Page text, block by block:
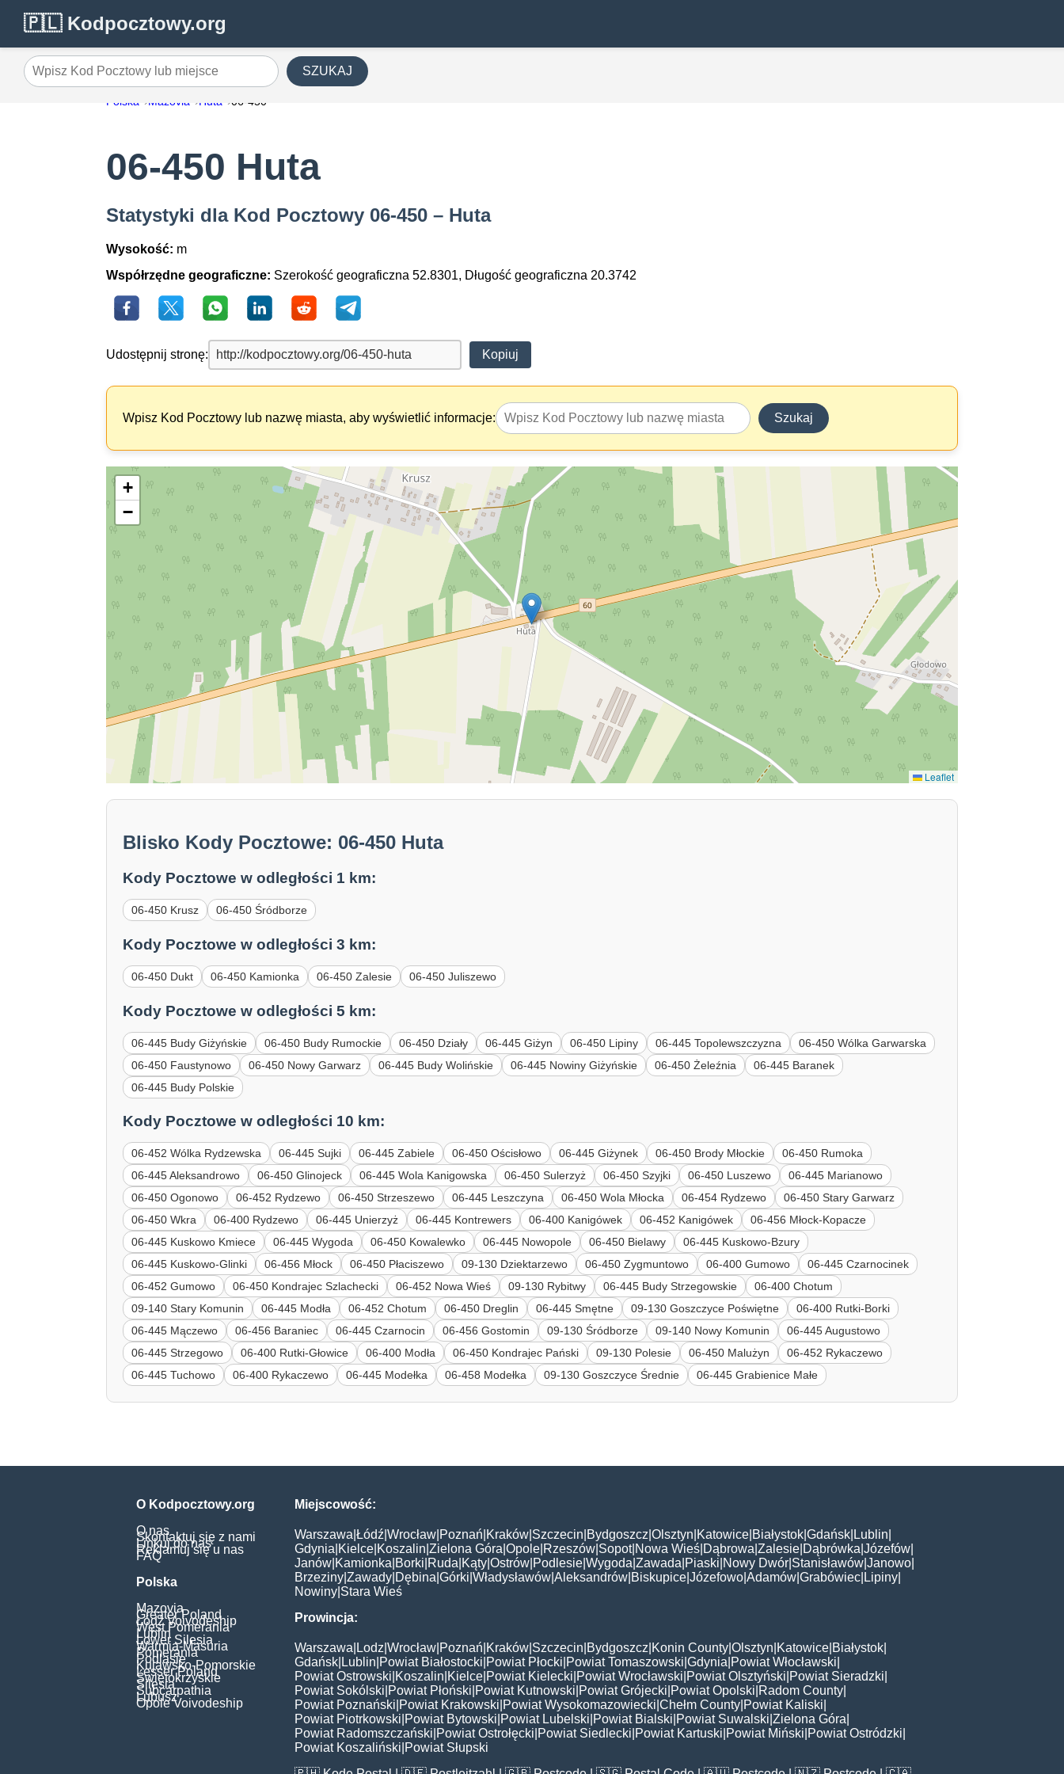
🇵🇱 Kodpocztowy.org
Wpisz Kod Pocztowy lub miejsce SZUKAJ
Polska Mazovia Huta 06-450
06-450 Huta
Statystyki dla Kod Pocztowy 06-450 – Huta
Wysokość: m
Współrzędne geograficzne: Szerokość geograficzna 52.8301, Długość geograficzna 20.3742
Udostępnij stronę: Kopiuj
Wpisz Kod Pocztowy lub nazwę miasta, aby wyświetlić informacje: Szukaj
+
−
Leaflet
Blisko Kody Pocztowe: 06-450 Huta
Kody Pocztowe w odległości 1 km:
06-450 Krusz 06-450 Śródborze
Kody Pocztowe w odległości 3 km:
06-450 Dukt 06-450 Kamionka 06-450 Zalesie 06-450 Juliszewo
Kody Pocztowe w odległości 5 km:
06-445 Budy Giżyńskie 06-450 Budy Rumockie 06-450 Działy 06-445 Giżyn 06-450 Lipiny 06-445 Topolewszczyzna
06-450 Wólka Garwarska
06-450 Faustynowo
06-450 Nowy Garwarz 06-445 Budy Wolińskie 06-445 Nowiny Giżyńskie 06-450 Żeleźnia
06-445 Baranek
06-445 Budy Polskie
Kody Pocztowe w odległości 10 km:
06-452 Wólka Rydzewska 06-445 Sujki 06-445 Zabiele 06-450 Ościsłowo 06-445 Giżynek 06-450 Brody Młockie
06-450 Rumoka
06-445 Aleksandrowo
06-450 Glinojeck 06-445 Wola Kanigowska 06-450 Sulerzyż 06-450 Szyjki 06-450 Luszewo
06-445 Marianowo
06-450 Ogonowo
06-452 Rydzewo 06-450 Strzeszewo 06-445 Leszczyna 06-450 Wola Młocka 06-454 Rydzewo
06-450 Stary Garwarz
06-450 Wkra
06-400 Rydzewo 06-445 Unierzyż 06-445 Kontrewers 06-400 Kanigówek 06-452 Kanigówek
06-456 Młock-Kopacze
06-445 Kuskowo Kmiece
06-445 Wygoda 06-450 Kowalewko 06-445 Nowopole 06-450 Bielawy
06-445 Kuskowo-Bzury
06-445 Kuskowo-Glinki
06-456 Młock 06-450 Płaciszewo 09-130 Dziektarzewo 06-450 Zygmuntowo 06-400 Gumowo
06-445 Czarnocinek
06-452 Gumowo
06-450 Kondrajec Szlachecki 06-452 Nowa Wieś 09-130 Rybitwy 06-445 Budy Strzegowskie
06-400 Chotum
09-140 Stary Komunin
06-445 Modła 06-452 Chotum 06-450 Dreglin 06-445 Smętne 09-130 Goszczyce Poświętne
06-400 Rutki-Borki
06-445 Mączewo
06-456 Baraniec 06-445 Czarnocin 06-456 Gostomin 09-130 Śródborze 09-140 Nowy Komunin
06-445 Augustowo
06-445 Strzegowo
06-400 Rutki-Głowice 06-400 Modła 06-450 Kondrajec Pański 09-130 Polesie 06-450 Malużyn
06-452 Rykaczewo
06-445 Tuchowo
06-400 Rykaczewo 06-445 Modełka 06-458 Modełka 09-130 Goszczyce Średnie 06-445 Grabienice Małe
O Kodpocztowy.org
O nas
Skontaktuj się z nami
Linkuj do nas
Reklamuj się u nas
FAQ
Polska
Mazovia
Greater Poland
Łódź Voivodeship
West Pomerania
Lublin
Lower Silesia
Warmia-Masuria
Pomerania
Podlasie
Kujawsko-Pomorskie
Lesser Poland
Świętokrzyskie
Silesia
Subcarpathia
Lubusz
Opole Voivodeship
Miejscowość:
Warszawa Łódź Wrocław Poznań Kraków Szczecin Bydgoszcz Olsztyn Katowice Białystok Gdańsk Lublin
Gdynia Kielce Koszalin Zielona Góra Opole Rzeszów Sopot| Nowa Wieś Dąbrowa Zalesie Dąbrówka Józefów
Janów Kamionka Borki Ruda Kąty Ostrów Podlesie Wygoda Zawada Piaski Nowy Dwór Stanisławów Janowo
Brzeziny Zawady Dębina Górki Władysławów Aleksandrów Biskupice Józefowo Adamów Grabówiec Lipiny
Nowiny Stara Wieś
Prowincja:
Warszawa Lodz Wrocław Poznań Kraków Szczecin Bydgoszcz Konin County Olsztyn Katowice Białystok
Gdańsk Lublin Powiat Białostocki Powiat Płocki Powiat Tomaszowski Gdynia Powiat Włocławski
Powiat Ostrowski Koszalin Kielce Powiat Kielecki Powiat Wrocławski Powiat Olsztyński Powiat Sieradzki
Powiat Sokólski Powiat Płoński Powiat Kutnowski Powiat Grójecki Powiat Opolski Radom County
Powiat Poznański Powiat Krakowski Powiat Wysokomazowiecki Chełm County Powiat Kaliski
Powiat Piotrkowski Powiat Bytowski Powiat Lubelski Powiat Bialski Powiat Suwalski Zielona Góra
Powiat Radomszczański Powiat Ostrołęcki Powiat Siedlecki Powiat Kartuski Powiat Miński Powiat Ostródzki
Powiat Koszaliński Powiat Słupski